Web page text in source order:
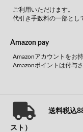
ご利用いただけます。
代引き手数料の一部とし
Amazon pay
Amazonアカウントをお
Amazonポイントは付与さ
送料税込
スト）